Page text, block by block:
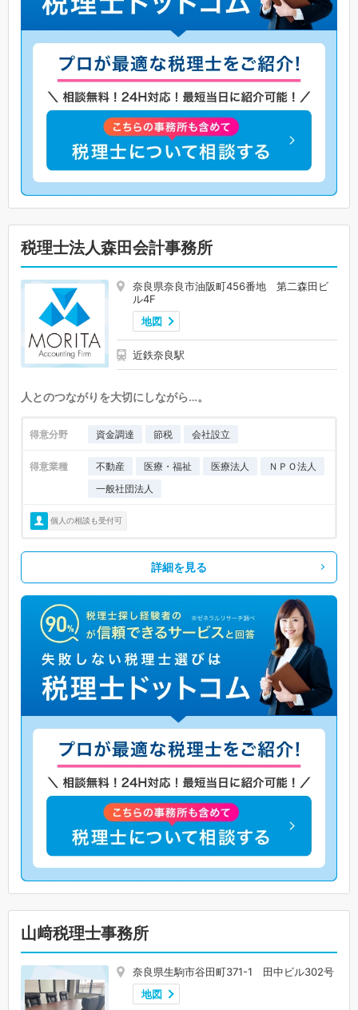
税理士法人森田会計事務所
奈良県奈良市油阪町456番地 第二森田ビ
ル4F
地図
近鉄奈良駅
人とのつながりを大切にしながら…。
得意分野 資金調達 節税 会社設立
得意業種 不動産 医療・福祉 医療法人
ＮＰＯ法人
一般社団法人
個人の相談も受付可
詳細を見る
山﨑税理士事務所
奈良県生駒市谷田町371-1 田中ビル302号
地図